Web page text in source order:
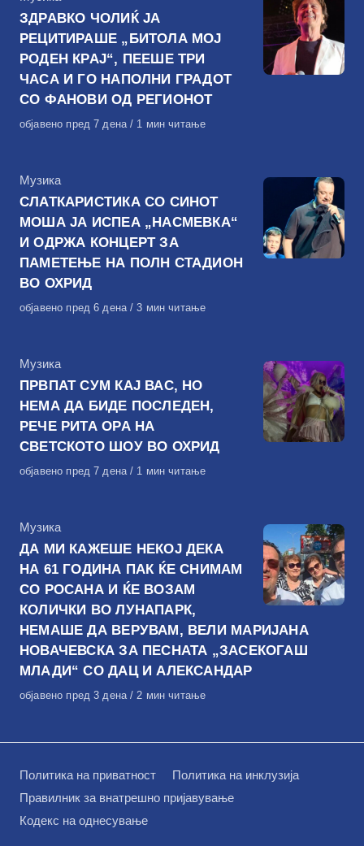
ЗДРАВКО ЧОЛИЌ ЈА
РЕЦИТИРАШЕ „БИТОЛА МОЈ
РОДЕН КРАЈ“, ПЕЕШЕ ТРИ
ЧАСА И ГО НАПОЛНИ ГРАДОТ
СО ФАНОВИ ОД РЕГИОНОТ
Објавено
објавено пред 7 дена 1 мин читање
КАтегорија
Музика
СЛАТКАРИСТИКА СО СИНОТ
МОША ЈА ИСПЕА „НАСМЕВКА“
И ОДРЖА КОНЦЕРТ ЗА
ПАМЕТЕЊЕ НА ПОЛН СТАДИОН
ВО ОХРИД
Објавено
објавено пред 6 дена 3 мин читање
КАтегорија
Музика
ПРВПАТ СУМ КАЈ ВАС, НО
НЕМА ДА БИДЕ ПОСЛЕДЕН,
РЕЧЕ РИТА ОРА НА
СВЕТСКОТО ШОУ ВО ОХРИД
Објавено
објавено пред 7 дена 1 мин читање
КАтегорија
Музика
ДА МИ КАЖЕШЕ НЕКОЈ ДЕКА
НА 61 ГОДИНА ПАК ЌЕ СНИМАМ
СО РОСАНА И ЌЕ ВОЗАМ
КОЛИЧКИ ВО ЛУНАПАРК,
НЕМАШЕ ДА ВЕРУВАМ, ВЕЛИ МАРИЈАНА
НОВАЧЕВСКА ЗА ПЕСНАТА „ЗАСЕКОГАШ
МЛАДИ“ СО ДАЦ И АЛЕКСАНДАР
Објавено
објавено пред 3 дена 2 мин читање
Политика на приватност
Политика на инклузија
Правилник за внатрешно пријавување
Кодекс на однесување